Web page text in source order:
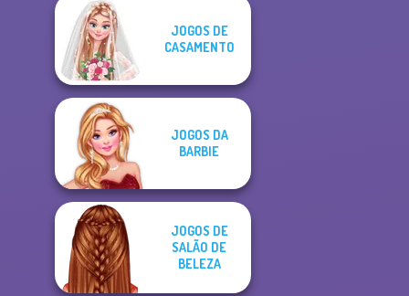
JOGOS DE
CASAMENTO
JOGOS DA
BARBIE
JOGOS DE
SALÃO DE
BELEZA